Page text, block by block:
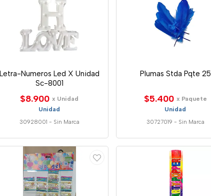
Letra-Numeros Led X Unidad
Sc-8001
$8.900 x Unidad
Unidad
30928001 - Sin Marca
Plumas Stda Pqte 25
$5.400 x Paquete
Unidad
30727019 - Sin Marca